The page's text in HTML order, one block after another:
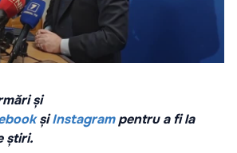
și
șiInstagrampentru a fi la
știri.